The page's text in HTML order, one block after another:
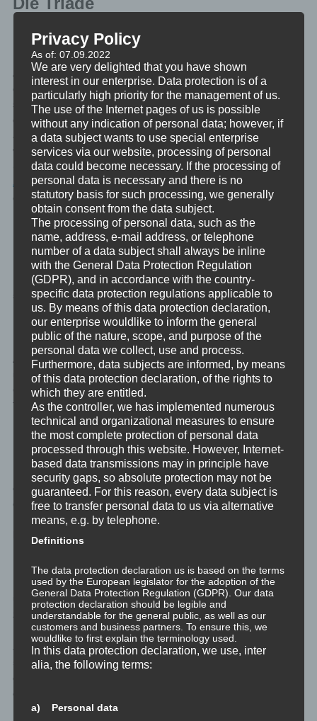
Die Gemeinsamkeiten
Alle drei Persönlichkeistmerkmale zeichnen sich dadurch aus,
dass das eigene Ego um so viel wichtiger ist, als selbst enge
soziale Kontakte es sind. Diese Form der Wertlosigkeit anderer
geht so weit, dass eventuell vorhandene Empathie vollständig
ausgeschaltet wird: Andere haben den Zweck zu erfüllen, der
von ihnen erwartet wird. Und sie werden mit den Mitteln der Wahl
(siehe u.a.Alltagsmissbrauch: Gaslightingund
Alltagsmissbrauch: Stonewalling) rücksichtslos dazu gebracht,
diesen Zweck zu erfüllen.
Die Unterschiede
Die drei Typen unterscheiden sich vor allem in ihrer Motivation.
Dem Narzissten geht es um Bewunderung, der Machiavellist will
seine Ziele erreichen und dem Psychopathen geht es um die
Handlung selbst.
Lasst uns mal folgendes in den Raum stellen: es scheint um
Anerkennung (Bewunderung), um Belohnung (Zielerreichung)
und um einen Kick (Handlung) zu gehen.
Grundbedürfnisse, die wir alle haben. Jedoch in der dunkle
Triade in krankhafter Ausprägung.
Der Verbund
Im Grundprinzip –
die anderen haben ihren Zweck zu
erfüllen, egal was es sie(!) kostet
– sind die drei Aspekte der
dunklen Triade sehr sehr ähnlich. Auch die völlige Absenz von
Empahie, beziehungsweise die Fähigkeit Empathie selektiv
komplett abzuschalten, verbindet die dunkle Triade.
Die Unterschiede sind marginal, und im Grundprinzip nur in der
Motivation für das Verhalten zu finden: Anerkennung, Belohnung
und der Kick. Wenn wir jetzt mal von einem Adrenalin-Kick wie
zum Beispiel beim Bungee-Jumping absehen:
Anerkennung, Belohnung und Kick, das sind drei Dinge, die
soziale Bestätigung von außen erfordern, um im
gewünschten Ergebnis zu resultieren. Ein Ergbnis, das
ohne Empathie daher nie erreicht werden wird.
Privacy Policy
As of: 07.09.2022
We are very delighted that you have shown
interest in our enterprise. Data protection is of a
particularly high priority for the management of us.
The use of the Internet pages of us is possible
without any indication of personal data; however, if
a data subject wants to use special enterprise
services via our website, processing of personal
data could become necessary. If the processing of
personal data is necessary and there is no
statutory basis for such processing, we generally
obtain consent from the data subject.
The processing of personal data, such as the
name, address, e-mail address, or telephone
number of a data subject shall always be inline
with the General Data Protection Regulation
(GDPR), and in accordance with the country-
specific data protection regulations applicable to
us. By means of this data protection declaration,
our enterprise wouldlike to inform the general
public of the nature, scope, and purpose of the
personal data we collect, use and process.
Furthermore, data subjects are informed, by means
of this data protection declaration, of the rights to
which they are entitled.
As the controller, we has implemented numerous
technical and organizational measures to ensure
the most complete protection of personal data
processed through this website. However, Internet-
based data transmissions may in principle have
security gaps, so absolute protection may not be
guaranteed. For this reason, every data subject is
free to transfer personal data to us via alternative
means, e.g. by telephone.
Definitions
The data protection declaration us is based on the terms
used by the European legislator for the adoption of the
General Data Protection Regulation (GDPR). Our data
protection declaration should be legible and
understandable for the general public, as well as our
customers and business partners. To ensure this, we
wouldlike to first explain the terminology used.
In this data protection declaration, we use, inter
alia, the following terms:
a) Personal data